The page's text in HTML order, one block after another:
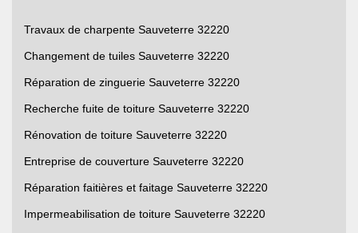
Travaux de charpente Sauveterre 32220
Changement de tuiles Sauveterre 32220
Réparation de zinguerie Sauveterre 32220
Recherche fuite de toiture Sauveterre 32220
Rénovation de toiture Sauveterre 32220
Entreprise de couverture Sauveterre 32220
Réparation faitières et faitage Sauveterre 32220
Impermeabilisation de toiture Sauveterre 32220